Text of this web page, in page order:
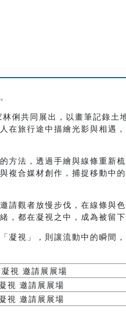
俐共同展出，以畫筆記錄土
在旅行途中描繪光影與相遇
方法，透過手繪與線條重新
複合媒材創作，捕捉移動中
請觀者放慢步伐，在線條與
，都在凝視之中，成為被留下
凝視」，則讓流動中的瞬間